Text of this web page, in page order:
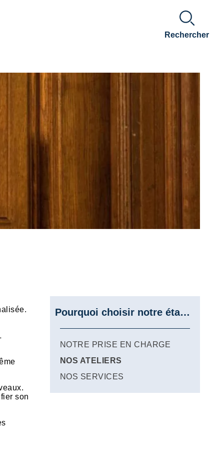
Rechercher
son
Pourquoi choisir notre établissement
NOTRE PRISE EN CHARGE
NOS ATELIERS
NOS SERVICES